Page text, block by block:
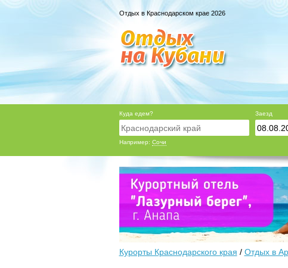
Отдых в Краснодарском крае 2026
Куда едем?
Например: Сочи
Заезд
Курорты Краснодарского края / Отдых в